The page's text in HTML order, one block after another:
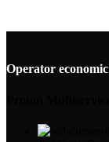
Operator economic